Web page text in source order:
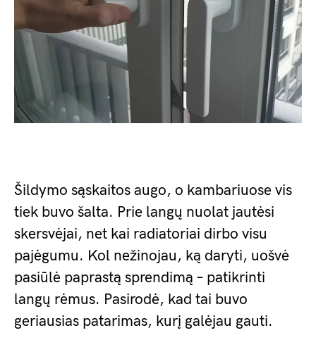
Šildymo sąskaitos augo, o kambariuose vis
tiek buvo šalta. Prie langų nuolat jautėsi
skersvėjai, net kai radiatoriai dirbo visu
pajėgumu. Kol nežinojau, ką daryti, uošvė
pasiūlė paprastą sprendimą – patikrinti
langų rėmus. Pasirodė, kad tai buvo
geriausias patarimas, kurį galėjau gauti.